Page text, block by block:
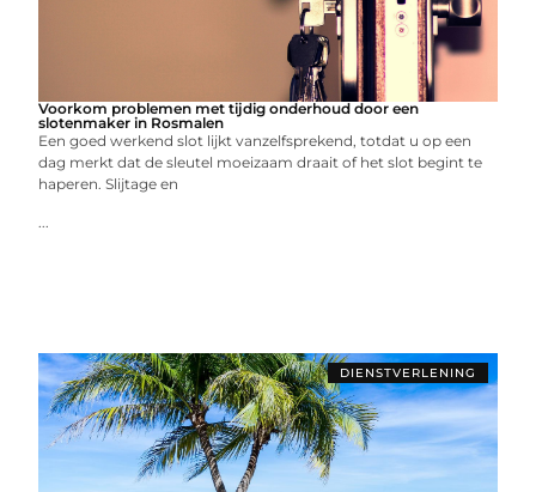
Voorkom problemen met tijdig onderhoud door een
slotenmaker in Rosmalen
Een goed werkend slot lijkt vanzelfsprekend, totdat u op een
dag merkt dat de sleutel moeizaam draait of het slot begint te
haperen. Slijtage en
...
DIENSTVERLENING